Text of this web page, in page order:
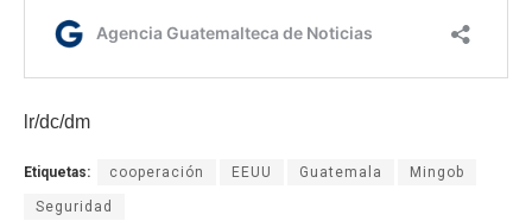
lr/dc/dm
Etiquetas: cooperación EEUU Guatemala Mingob
Seguridad